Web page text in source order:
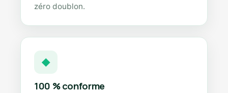
zéro doublon.
◆
100 % conforme